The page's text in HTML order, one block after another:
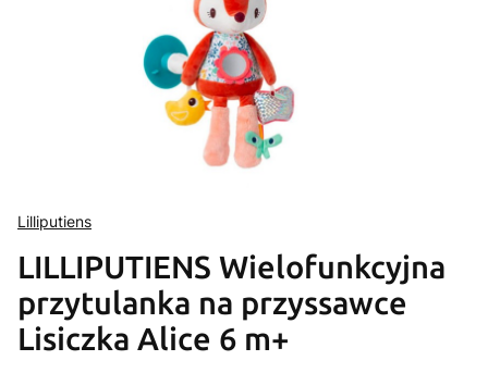
Lilliputiens
LILLIPUTIENS Wielofunkcyjna
przytulanka na przyssawce
Lisiczka Alice 6 m+